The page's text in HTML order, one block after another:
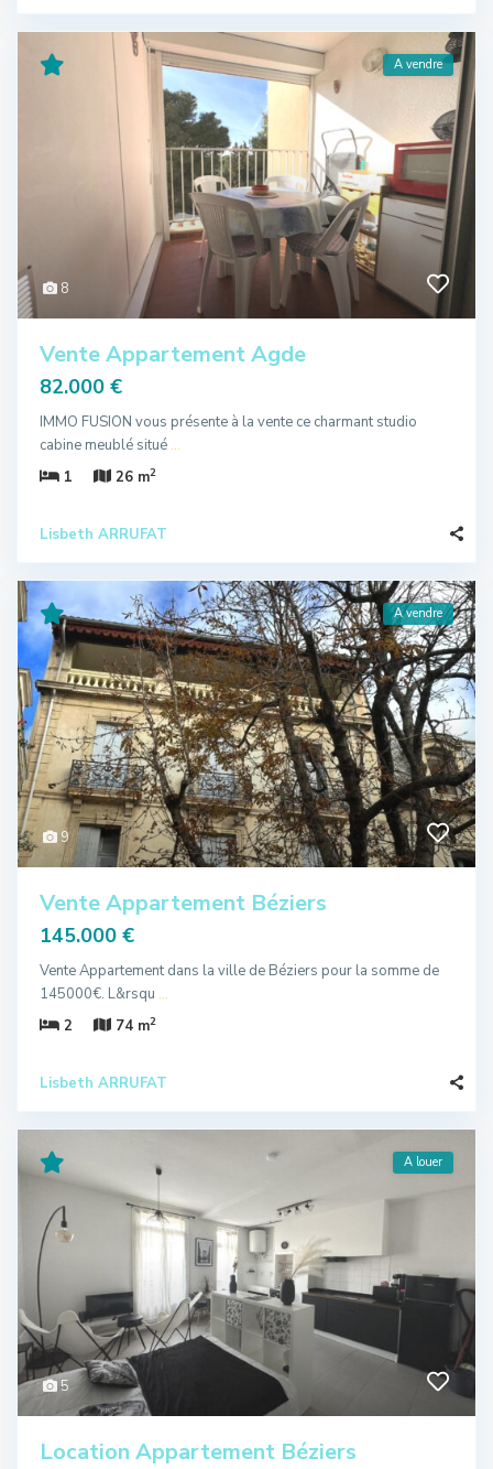
8
A vendre
Vente Appartement Agde
82.000 €
IMMO FUSION vous présente à la vente ce charmant studio
cabine meublé situé ...
1
26 m2
Lisbeth ARRUFAT
9
A vendre
Vente Appartement Béziers
145.000 €
Vente Appartement dans la ville de Béziers pour la somme de
145000€. L&rsqu ...
2
74 m2
Lisbeth ARRUFAT
5
A louer
Location Appartement Béziers